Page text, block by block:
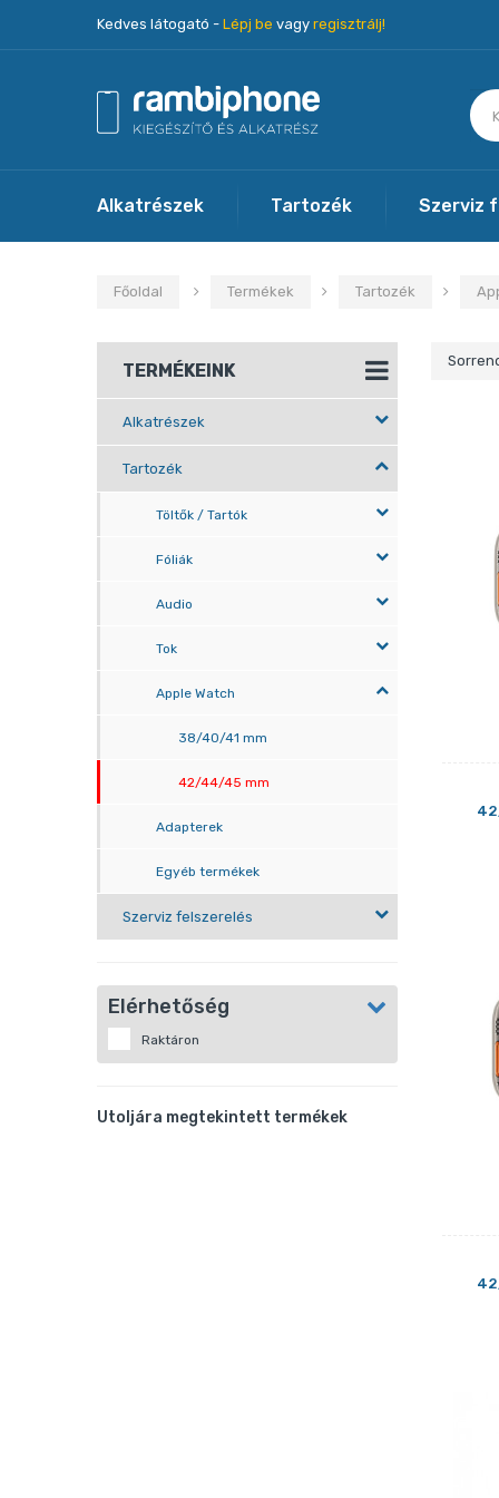
Kedves látogató - Lépj be vagy regisztrálj!
Alkatrészek Tartozék Szerviz
Főoldal Termékek Tartozék
TERMÉKEINK
Alkatrészek
Tartozék
Töltők / Tartók
Fóliák
Audio
Tok
Apple Watch
38/40/41 mm
42/44/45 mm
Adapterek
Egyéb termékek
Szerviz felszerelés
Elérhetőség
Raktáron
Utoljára megtekintett termékek